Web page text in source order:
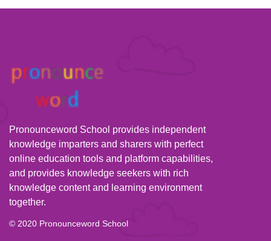
Pronounceword School provides independent
knowledge imparters and sharers with perfect
online education tools and platform capabilities,
and provides knowledge seekers with rich
knowledge content and learning environment
together.
© 2020 Pronounceword School